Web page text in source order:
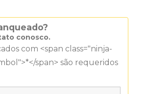
conosco.
com <span class="ninja-
span> são requeridos